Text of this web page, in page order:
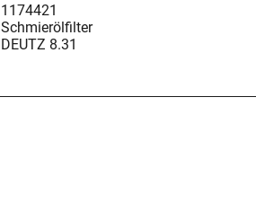
1174421
Schmierölfilter
DEUTZ 8.31